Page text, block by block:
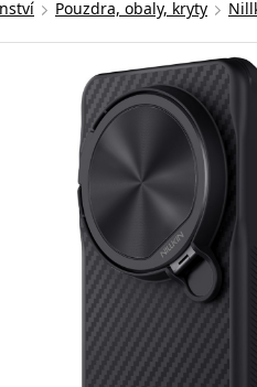
Pouzdra, obaly, kryty